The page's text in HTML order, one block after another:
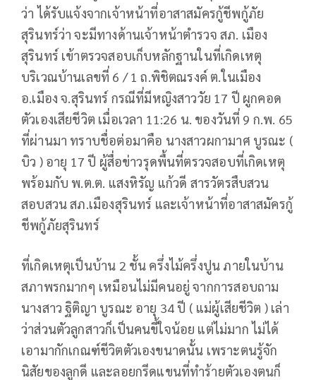
ว่า ได้รับแจ้งจากเจ้าหน้าที่อาสาสมัครกู้ชีพกู้ภัย
สุรินทร์ว่า จะมีทางด้านเจ้าหน้าตำรวจ สภ. เมือง
สุรินทร์ เข้าตรวจสอบเก็บหลักฐานในที่เกิดเหตุ
บริเวณบ้านเลขที่ 6 / 1 ถ.พิชิตณรงค์ ต.ในเมือง
อ.เมือง จ.สุรินทร์ กรณีที่มีหญิงสาววัย 17 ปี ผูกคอด
ตัวเองเสียชีวิต เมื่อเวลา 11:26 น. ของวันที่ 9 ก.พ. 65
ที่ผ่านมา ทราบชื่อต่อมาคือ นางสาวผกามาศ บูรณะ (
บิว ) อายุ 17 ปี ผู้สื่อข่าวรุดพื้นที่ตรวจสอบที่เกิดเหตุ
พร้อมกับ พ.ต.ต. แสงหิรัญ แก้วดี สารวัตรสืบสวน
สอบสวน สภ.เมืองสุรินทร์ และเจ้าหน้าที่อาสาสมัครกู้
ชีพกู้ภัยสุรินทร์
ที่เกิดเหตุเป็นบ้าน 2 ชั้น ครึ่งไม้ครึ่งปูน ภายในบ้าน
สภาพรกมากๆ เหมือนไม่มีคนอยู่ จากการสอบถาม
นางสาว ฐิติญา บูรณะ อายุ 34 ปี ( แม่ผู้เสียชีวิต ) เล่า
ว่าส่วนตัวลูกสาวก็เป็นคนขี้ใจน้อย แต่ไม่มาก ไม่ได้
เอามากักเกณฑ์ชีวิตตัวเองขนาดนั้น เพราะตนรู้จัก
นิสัยของลูกดี และลอยกรีดแขนที่ทำร้ายตัวเองตนก็